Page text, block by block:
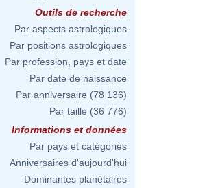
Outils de recherche
Par aspects astrologiques
Par positions astrologiques
Par profession, pays et date
Par date de naissance
Par anniversaire (78 136)
Par taille (36 776)
Informations et données
Par pays et catégories
Anniversaires d'aujourd'hui
Dominantes planétaires